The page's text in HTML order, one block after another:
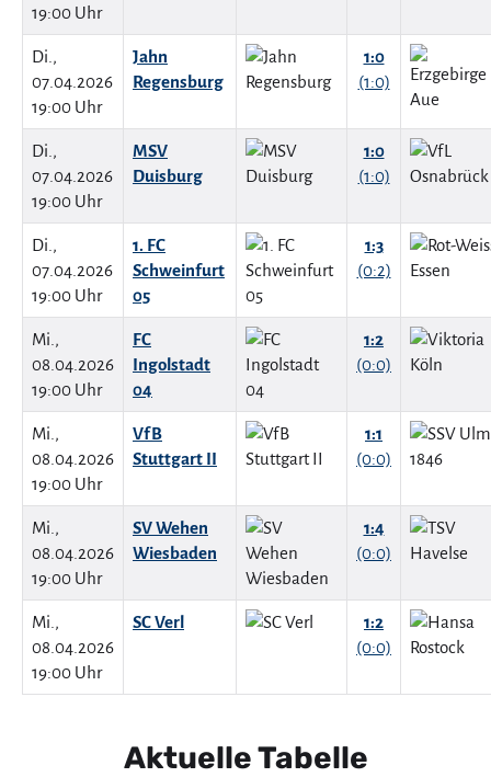
19:00 Uhr
Di.,
07.04.2026
19:00 Uhr
Jahn
Regensburg
1:0
(1:0)
Di.,
07.04.2026
19:00 Uhr
MSV
Duisburg
1:0
(1:0)
Di.,
07.04.2026
19:00 Uhr
1. FC
Schweinfurt
05
1:3
(0:2)
Mi.,
08.04.2026
19:00 Uhr
FC
Ingolstadt
04
1:2
(0:0)
Mi.,
08.04.2026
19:00 Uhr
VfB
Stuttgart II
1:1
(0:0)
Mi.,
08.04.2026
19:00 Uhr
SV Wehen
Wiesbaden
1:4
(0:0)
Mi.,
08.04.2026
19:00 Uhr
SC Verl
1:2
(0:0)
Aktuelle Tabelle